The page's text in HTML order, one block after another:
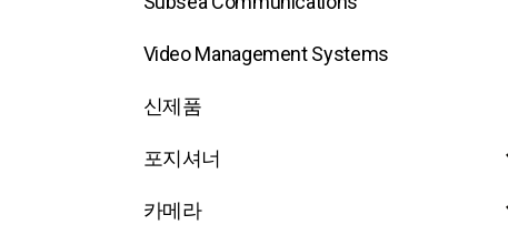
Video Management Systems
신제품
포지셔너
카메라